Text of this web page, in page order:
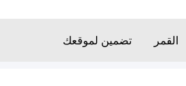
القمر تضمين لموقعك